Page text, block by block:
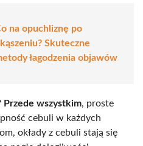
na opuchliznę po
Skuteczne
łagodzenia objawów
Przede wszystkim, proste
cebuli w każdych
okłady z cebuli stają się